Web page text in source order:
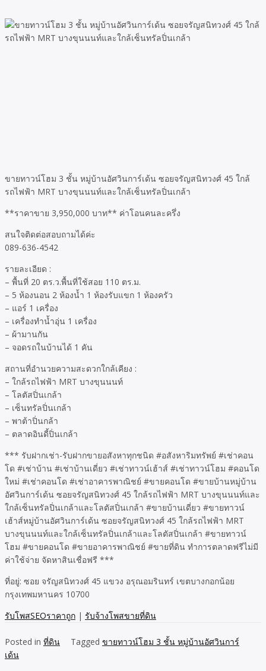
ขายทาวน์โฮม 3 ชั้น หมู่บ้านอัศวินการ์เด้น ซอยจรัญสนิทวงศ์ 45 ใกล้
รถไฟฟ้า MRT บางขุนนนท์และใกล้เซ็นทรัลปิ่นเกล้า
**ราคาขาย 3,950,000 บาท** ค่าโอนคนละครึ่ง
สนใจติดต่อสอบถามได้ค่ะ
089-636-4542
รายละเอียด :
– พื้นที่ 20 ตร.ว.พื้นที่ใช้สอย 110 ตร.ม.
– 5 ห้องนอน 2 ห้องน้ำ 1 ห้องรับแขก 1 ห้องครัว
– แอร์ 1 เครื่อง
– เครื่องทำน้ำอุ่น 1 เครื่อง
– ผ้ามานกัน
– จอดรถในบ้านได้ 1 คัน
สถานที่อำนวยความสะดวกใกล้เคียง :
– ใกล้รถไฟฟ้า MRT บางขุนนนท์
– โลตัสปิ่นเกล้า
– เซ็นทรัลปิ่นเกล้า
– พาต้าปิ่นกล้า
– ตลาดอินดี้ปิ่นเกล้า
*** รับฝากเช่า-รับฝากขายอสังหาทุกชนิด #อสังหาริมทรัพย์ #เช่าคอน
โด #เช่าบ้าน #เช่าบ้านเดี่ยว #เช่าทาวน์เฮ้าส์ #เช่าทาวน์โฮม #คอนโด
ใหม่ #เช่าคอนโด #เช่าอาคารพาณิชย์ #ขายคอนโด #ขายบ้านหมู่บ้าน
อัศวินการ์เด้น ซอยจรัญสนิทวงศ์ 45 ใกล้รถไฟฟ้า MRT บางขุนนนท์และ
ใกล้เซ็นทรัลปิ่นเกล้าและโลตัสปิ่นเกล้า #ขายบ้านเดี่ยว #ขายทาวน์
เฮ้าส์หมู่บ้านอัศวินการ์เด้น ซอยจรัญสนิทวงศ์ 45 ใกล้รถไฟฟ้า MRT
บางขุนนนท์และใกล้เซ็นทรัลปิ่นเกล้าและโลตัสปิ่นเกล้า #ขายทาวน์
โฮม #ขายคอนโด #ขายอาคารพาณิชย์ #ขายที่ดิน ทำการตลาดฟรีไม่มี
ค่าใช้จ่าย จัดหาสินเชื่อฟรี ***
ที่อยู่: ซอย จรัญสนิทวงศ์ 45 แขวง อรุณอมรินทร์ เขตบางกอกน้อย
กรุงเทพมหานคร 10700
รับโพสSEOราคาถูก | รับจ้างโพสขายที่ดิน
Posted in ที่ดิน Tagged ขายทาวน์โฮม 3 ชั้น หมู่บ้านอัศวินการ์
เด้น